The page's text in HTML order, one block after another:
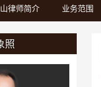
律师简介 业务范围
照